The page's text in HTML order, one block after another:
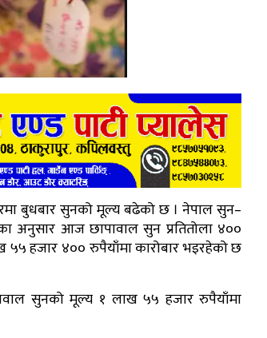
बुधबार सुनको मूल्य बढेको छ । नेपाल सुन–
अनुसार आज छापावाल सुन प्रतितोला ४००
हजार ४०० रुपैयाँमा कारोबार भइरहेको छ
सुनको मूल्य १ लाख ५५ हजार रुपैयाँमा